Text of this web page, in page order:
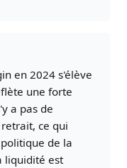
en 2024 s'élève
une forte
a pas de
ce qui
de la
liquidité est